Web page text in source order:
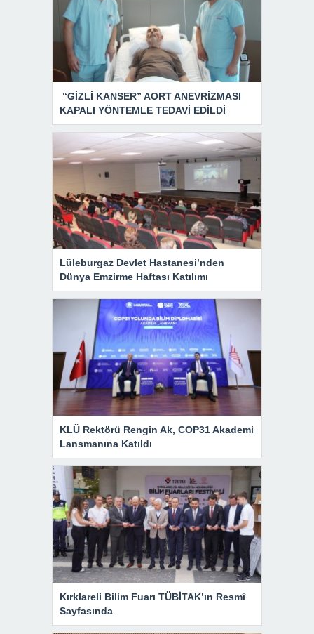
“GİZLİ KANSER” AORT ANEVRİZMASI
KAPALI YÖNTEMLE TEDAVİ EDİLDİ
Lüleburgaz Devlet Hastanesi’nden
Dünya Emzirme Haftası Katılımı
KLÜ Rektörü Rengin Ak, COP31 Akademi
Lansmanına Katıldı
Kırklareli Bilim Fuarı TÜBİTAK’ın Resmî
Sayfasında